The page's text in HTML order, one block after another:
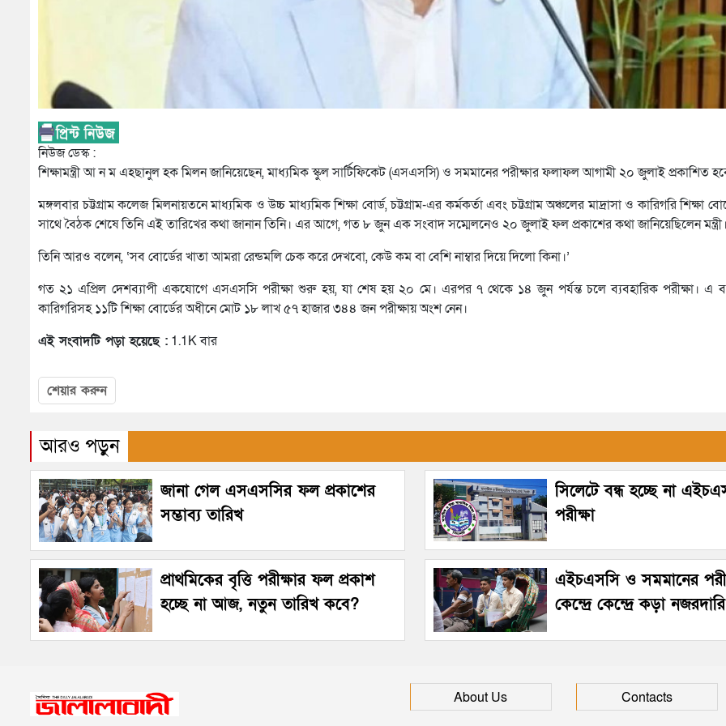
নিউজ ডেস্ক :
শিক্ষামন্ত্রী আ ন ম এহছানুল হক মিলন জানিয়েছেন, মাধ্যমিক স্কুল সার্টিফিকেট (এসএসসি) ও সমমানের পরীক্ষার ফলাফল আগামী ২০ জুলাই প্রকাশিত
মঙ্গলবার চট্টগ্রাম কলেজ মিলনায়তনে মাধ্যমিক ও উচ্চ মাধ্যমিক শিক্ষা বোর্ড, চট্টগ্রাম-এর কর্মকর্তা এবং চট্টগ্রাম অঞ্চলের মাদ্রাসা ও কারিগরি শিক্ষা
সাথে বৈঠক শেষে তিনি এই তারিখের কথা জানান তিনি। এর আগে, গত ৮ জুন এক সংবাদ সম্মেলনেও ২০ জুলাই ফল প্রকাশের কথা জানিয়েছিলেন মন্ত্রী।
তিনি আরও বলেন, ‘সব বোর্ডের খাতা আমরা রেন্ডমলি চেক করে দেখবো, কেউ কম বা বেশি নাম্বার দিয়ে দিলো কিনা।’
গত ২১ এপ্রিল দেশব্যাপী একযোগে এসএসসি পরীক্ষা শুরু হয়, যা শেষ হয় ২০ মে। এরপর ৭ থেকে ১৪ জুন পর্যন্ত চলে ব্যবহারিক পরীক্ষা। এ
কারিগরিসহ ১১টি শিক্ষা বোর্ডের অধীনে মোট ১৮ লাখ ৫৭ হাজার ৩৪৪ জন পরীক্ষায় অংশ নেন।
এই সংবাদটি পড়া হয়েছে : 1.1K বার
শেয়ার করুন
আরও পড়ুন
জানা গেল এসএসসির ফল প্রকাশের
সম্ভাব্য তারিখ
সিলেটে বন্ধ হচ্ছে না
পরীক্ষা
প্রাথমিকের বৃত্তি পরীক্ষার ফল প্রকাশ
হচ্ছে না আজ, নতুন তারিখ কবে?
এইচএসসি ও সমমানের
কেন্দ্রে কেন্দ্রে কড়া নজরদারি
About Us Contacts